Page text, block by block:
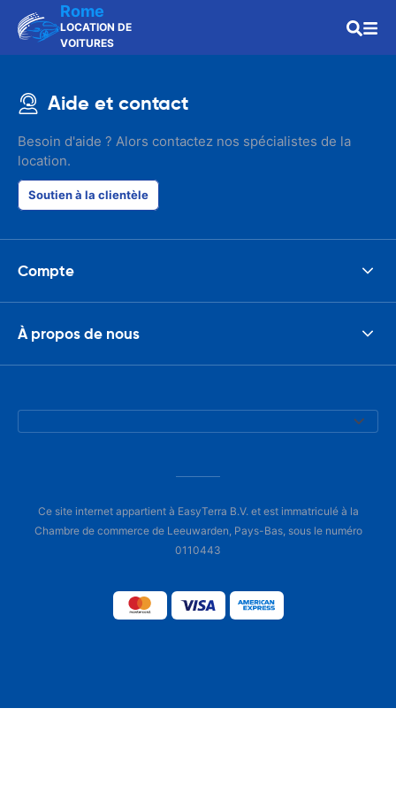
Rome
LOCATION DE
VOITURES
Aide et contact
Besoin d'aide ? Alors contactez nos spécialistes de la
location.
Soutien à la clientèle
Compte
À propos de nous
Ce site internet appartient à EasyTerra B.V. et est immatriculé à la
Chambre de commerce de Leeuwarden, Pays-Bas, sous le numéro
0110443